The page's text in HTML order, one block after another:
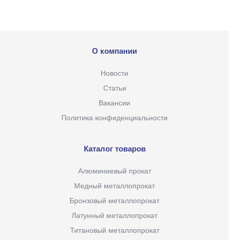
О компании
Новости
Статьи
Вакансии
Политика конфиденциальности
Каталог товаров
Алюминиевый прокат
Медный металлопрокат
Бронзовый металлопрокат
Латунный металлопрокат
Титановый металлопрокат